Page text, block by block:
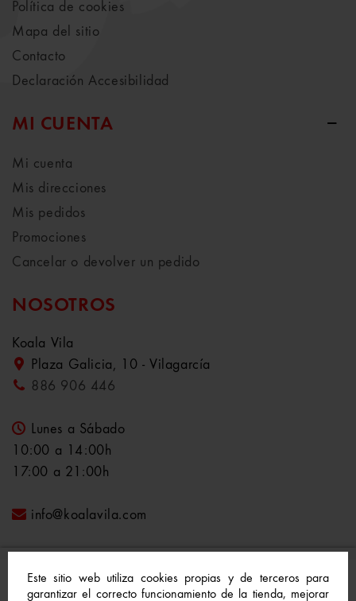
Este sitio web utiliza cookies propias y de terceros para
garantizar el correcto funcionamiento de la tienda, mejorar
Política de cookies
Mapa del sitio
Contacto
Declaración Accesibilidad
MI CUENTA
Mi cuenta
Mis direcciones
Mis pedidos
Promociones
Cancelar o devolver un pedido
NOSOTROS
Koala Vila
Plaza Galicia, 10 - Vilagarcía
886 906 446
Lunes a Sábado
10:00 a 14:00h
17:00 a 21:00h
info@koalavila.com